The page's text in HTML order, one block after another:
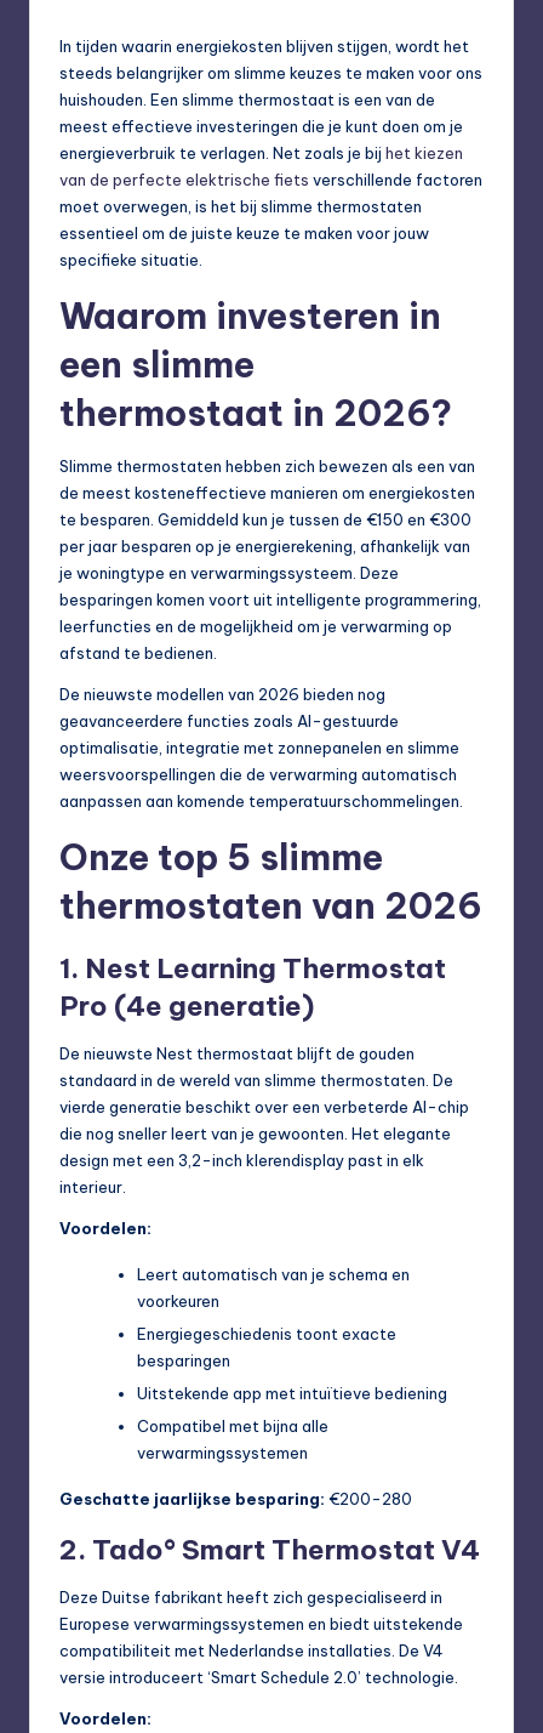
In tijden waarin energiekosten blijven stijgen, wordt het
steeds belangrijker om slimme keuzes te maken voor ons
huishouden. Een slimme thermostaat is een van de
meest effectieve investeringen die je kunt doen om je
energieverbruik te verlagen. Net zoals je bij het kiezen
van de perfecte elektrische fiets verschillende factoren
moet overwegen, is het bij slimme thermostaten
essentieel om de juiste keuze te maken voor jouw
specifieke situatie.
Waarom investeren in
een slimme
thermostaat in 2026?
Slimme thermostaten hebben zich bewezen als een van
de meest kosteneffectieve manieren om energiekosten
te besparen. Gemiddeld kun je tussen de €150 en €300
per jaar besparen op je energierekening, afhankelijk van
je woningtype en verwarmingssysteem. Deze
besparingen komen voort uit intelligente programmering,
leerfuncties en de mogelijkheid om je verwarming op
afstand te bedienen.
De nieuwste modellen van 2026 bieden nog
geavanceerdere functies zoals AI-gestuurde
optimalisatie, integratie met zonnepanelen en slimme
weersvoorspellingen die de verwarming automatisch
aanpassen aan komende temperatuurschommelingen.
Onze top 5 slimme
thermostaten van 2026
1. Nest Learning Thermostat
Pro (4e generatie)
De nieuwste Nest thermostaat blijft de gouden
standaard in de wereld van slimme thermostaten. De
vierde generatie beschikt over een verbeterde AI-chip
die nog sneller leert van je gewoonten. Het elegante
design met een 3,2-inch klerendisplay past in elk
interieur.
Voordelen:
Leert automatisch van je schema en
voorkeuren
Energiegeschiedenis toont exacte
besparingen
Uitstekende app met intuïtieve bediening
Compatibel met bijna alle
verwarmingssystemen
Geschatte jaarlijkse besparing: €200-280
2. Tado° Smart Thermostat V4
Deze Duitse fabrikant heeft zich gespecialiseerd in
Europese verwarmingssystemen en biedt uitstekende
compatibiliteit met Nederlandse installaties. De V4
versie introduceert ‘Smart Schedule 2.0’ technologie.
Voordelen: